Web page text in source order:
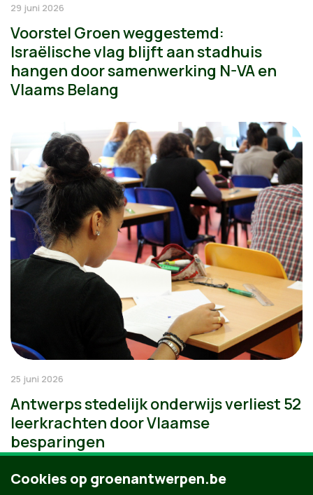
29 juni 2026
Voorstel Groen weggestemd:
Israëlische vlag blijft aan stadhuis
hangen door samenwerking N-VA en
Vlaams Belang
25 juni 2026
Antwerps stedelijk onderwijs verliest 52
leerkrachten door Vlaamse
besparingen
Cookies op groenantwerpen.be